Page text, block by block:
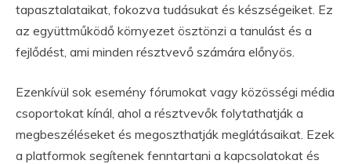
tapasztalataikat, fokozva tudásukat és készségeiket. Ez
az együttműködő környezet ösztönzi a tanulást és a
fejlődést, ami minden résztvevő számára előnyös.
Ezenkívül sok esemény fórumokat vagy közösségi média
csoportokat kínál, ahol a résztvevők folytathatják a
megbeszéléseket és megoszthatják meglátásaikat. Ezek
a platformok segítenek fenntartani a kapcsolatokat és